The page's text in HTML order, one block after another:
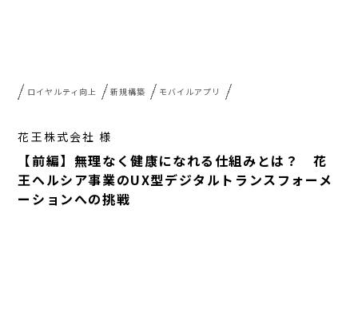
ロイヤルティ向上 新規構築 モバイルアプリ
花王株式会社 様
【前編】無理なく健康になれる仕組みとは？ 花
王ヘルシア事業のUX型デジタルトランスフォーメ
ーションへの挑戦